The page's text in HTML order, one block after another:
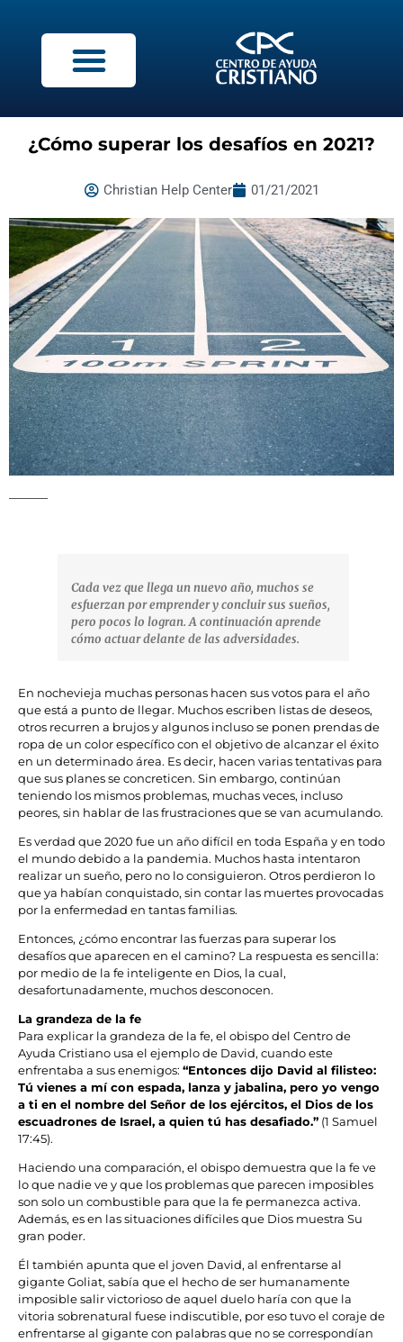
¿Cómo superar los desafíos en 2021?
Christian Help Center 01/21/2021
Cada vez que llega un nuevo año, muchos se
esfuerzan por emprender y concluir sus sueños,
pero pocos lo logran. A continuación aprende
cómo actuar delante de las adversidades.
En nochevieja muchas personas hacen sus votos para el año
que está a punto de llegar. Muchos escriben listas de deseos,
otros recurren a brujos y algunos incluso se ponen prendas de
ropa de un color específico con el objetivo de alcanzar el éxito
en un determinado área. Es decir, hacen varias tentativas para
que sus planes se concreticen. Sin embargo, continúan
teniendo los mismos problemas, muchas veces, incluso
peores, sin hablar de las frustraciones que se van acumulando.
Es verdad que 2020 fue un año difícil en toda España y en todo
el mundo debido a la pandemia. Muchos hasta intentaron
realizar un sueño, pero no lo consiguieron. Otros perdieron lo
que ya habían conquistado, sin contar las muertes provocadas
por la enfermedad en tantas familias.
Entonces, ¿cómo encontrar las fuerzas para superar los
desafíos que aparecen en el camino? La respuesta es sencilla:
por medio de la fe inteligente en Dios, la cual,
desafortunadamente, muchos desconocen.
La grandeza de la fe
Para explicar la grandeza de la fe, el obispo del Centro de
Ayuda Cristiano usa el ejemplo de David, cuando este
enfrentaba a sus enemigos: “Entonces dijo David al filisteo:
Tú vienes a mí con espada, lanza y jabalina, pero yo vengo
a ti en el nombre del Señor de los ejércitos, el Dios de los
escuadrones de Israel, a quien tú has desafiado.” (1 Samuel
17:45).
Haciendo una comparación, el obispo demuestra que la fe ve
lo que nadie ve y que los problemas que parecen imposibles
son solo un combustible para que la fe permanezca activa.
Además, es en las situaciones difíciles que Dios muestra Su
gran poder.
Él también apunta que el joven David, al enfrentarse al
gigante Goliat, sabía que el hecho de ser humanamente
imposible salir victorioso de aquel duelo haría con que la
vitoria sobrenatural fuese indiscutible, por eso tuvo el coraje de
enfrentarse al gigante con palabras que no se correspondían